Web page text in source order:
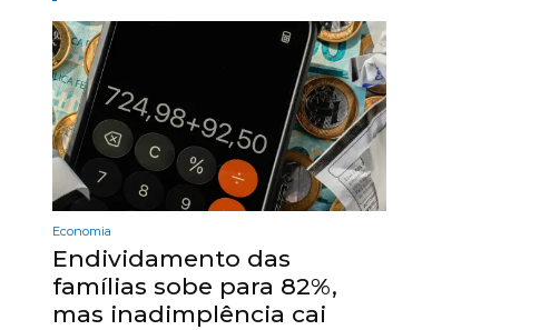
Economia
Endividamento das
famílias sobe para 82%,
mas inadimplência cai